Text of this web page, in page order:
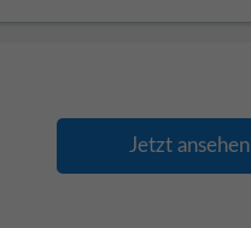
Jetzt ansehen